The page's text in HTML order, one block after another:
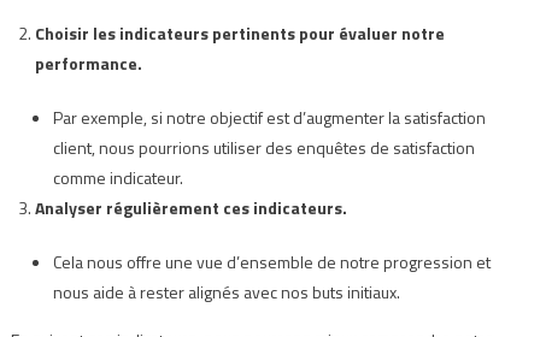
Choisir les indicateurs pertinents pour évaluer notre
performance.
Par exemple, si notre objectif est d’augmenter la satisfaction
client, nous pourrions utiliser des enquêtes de satisfaction
comme indicateur.
Analyser régulièrement ces indicateurs.
Cela nous offre une vue d’ensemble de notre progression et
nous aide à rester alignés avec nos buts initiaux.